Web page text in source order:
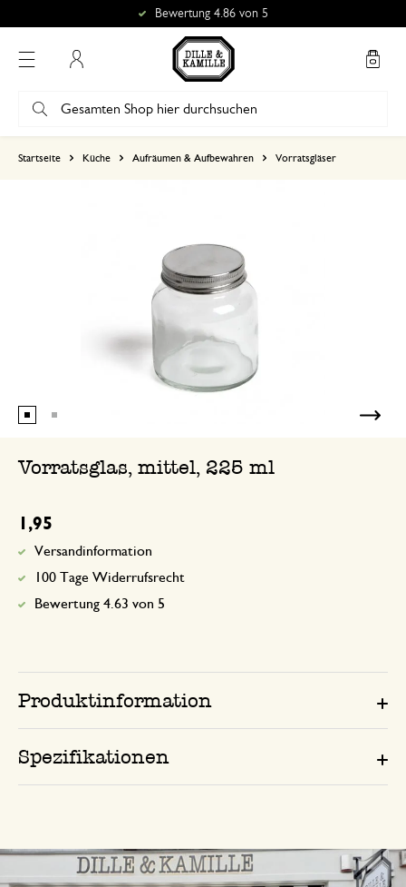
Bewertung 4.86 von 5
Startseite Küche Aufräumen & Aufbewahren Vorratsgläser
Vorratsglas, mittel, 225 ml
1,95
Versandinformation
100 Tage Widerrufsrecht
Bewertung 4.63 von 5
Produktinformation
Spezifikationen